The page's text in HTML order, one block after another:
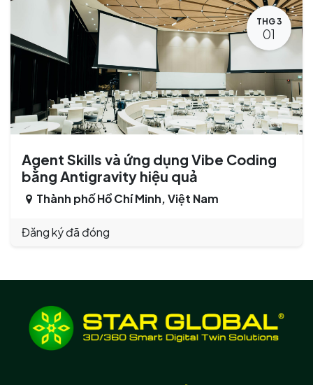
THG 3
01
Agent Skills và ứng dụng Vibe Coding
bằng Antigravity hiệu quả
Thành phố Hồ Chí Minh,Việt Nam
Đăng ký đã đóng